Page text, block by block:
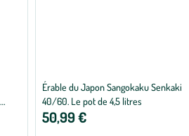
Érable du Japon Sangokaku Senkaki
40/60. Le pot de 4,5 litres
50,99 €